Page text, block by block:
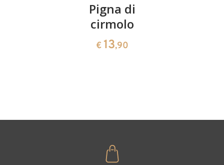
Pigna di
cirmolo
€ 13,90